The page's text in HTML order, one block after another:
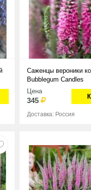
Саженцы вероники
Bubblegum Candles
Цена
345
Доставка: Россия